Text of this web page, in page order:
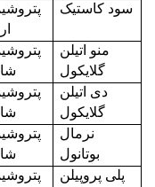
سود کاستیک
منو اتیلن
گلایکول
دی اتیلن
گلایکول
نرمال
بوتانول
پلی پروپیلن